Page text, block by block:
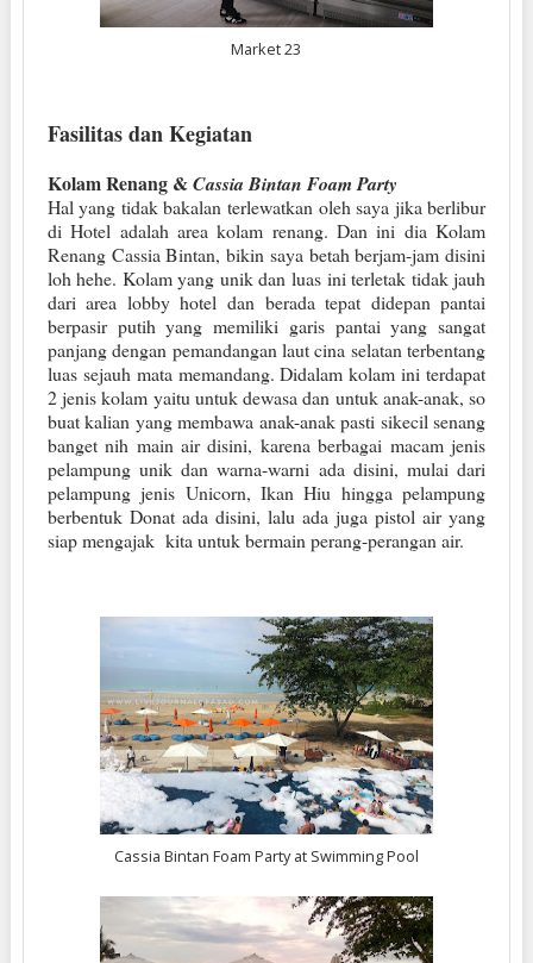
Market 23
Fasilitas dan Kegiatan
Kolam Renang &Cassia Bintan Foam Party
Hal yang tidak bakalan terlewatkan oleh saya jika berlibur
di Hotel adalah area kolam renang. Dan ini dia Kolam
Renang Cassia Bintan, bikin saya betah berjam-jam disini
loh hehe. Kolam yang unik dan luas ini terletak tidak jauh
dari area lobby hotel dan berada tepat didepan pantai
berpasir putih yang memiliki garis pantai yang sangat
panjang dengan pemandangan laut cina selatan terbentang
luas sejauh mata memandang. Didalam kolam ini terdapat
2 jenis kolam yaitu untuk dewasa dan untuk anak-anak, so
buat kalian yang membawa anak-anak pasti sikecil senang
banget nih main air disini, karena berbagai macam jenis
pelampung unik dan warna-warni ada disini, mulai dari
pelampung jenis Unicorn, Ikan Hiu hingga pelampung
berbentuk Donat ada disini, lalu ada juga pistol air yang
siap mengajak kita untuk bermain perang-perangan air.
Cassia Bintan Foam Party at Swimming Pool